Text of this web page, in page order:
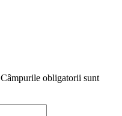
Câmpurile obligatorii sunt